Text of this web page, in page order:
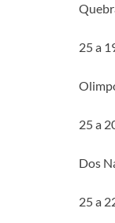
25 a
25 a
Dos
25 a